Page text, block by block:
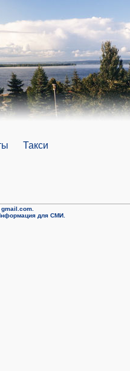
Такси
gmail.com.
для СМИ.